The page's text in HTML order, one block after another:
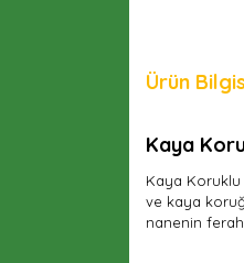
Ürün
Kaya
Kaya Koruklu
ve kaya
nanenin